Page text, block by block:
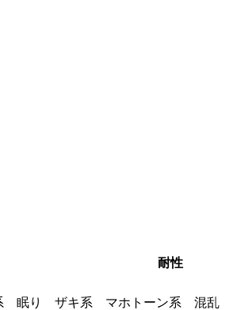
耐性
眠り ザキ系 マホトーン系 混